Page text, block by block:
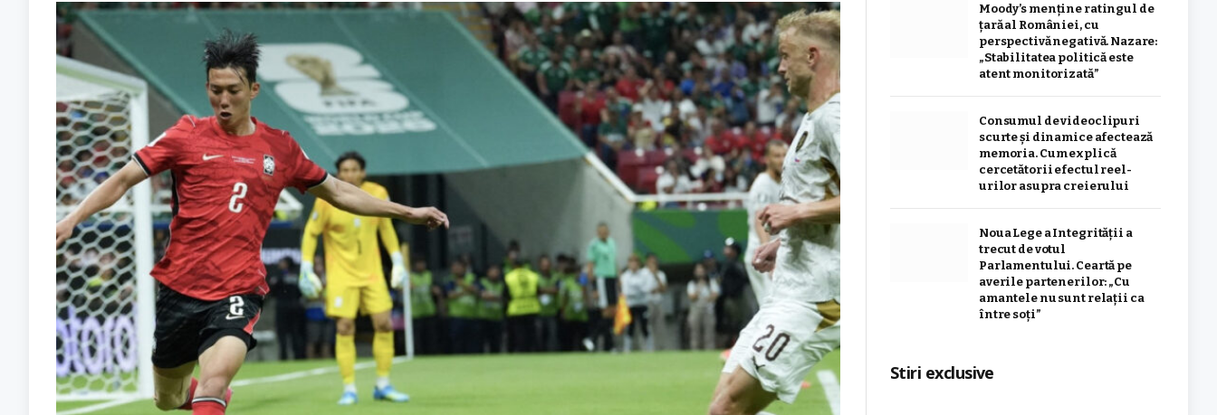
Moody’s menține ratingul de
țară al României, cu
perspectivă negativă. Nazare:
„Stabilitatea politică este
atent monitorizată”
Consumul de videoclipuri
scurte și dinamice afectează
memoria. Cum explică
cercetătorii efectul reel-
urilor asupra creierului
Noua Lege a Integrității a
trecut de votul
Parlamentului. Ceartă pe
averile partenerilor: „Cu
amantele nu sunt relații ca
între soți”
Stiri exclusive